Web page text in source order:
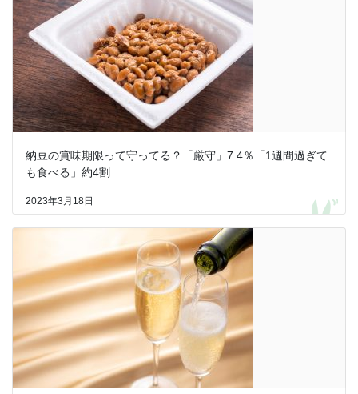
納豆の賞味期限って守ってる？「厳守」7.4％「1週間過ぎて
も食べる」約4割
2023年3月18日